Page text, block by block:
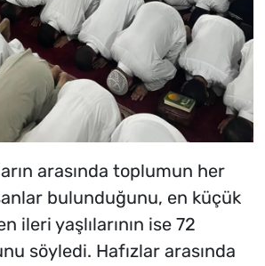
arasında toplumun her
bulunduğunu, en küçük
ileri yaşlılarının ise 72
söyledi. Hafızlar arasında